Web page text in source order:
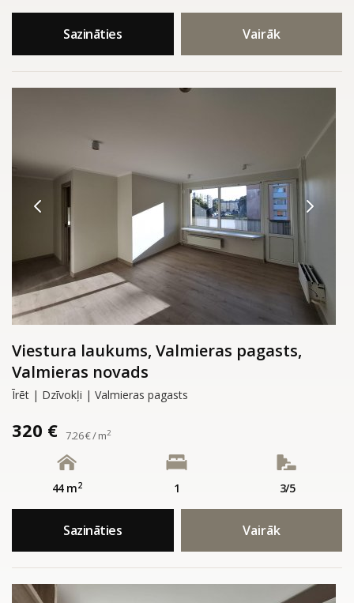
Sazināties Vairāk
Viestura laukums, Valmieras pagasts,
Valmieras novads
Īrēt | Dzīvokļi | Valmieras pagasts
320 € 7.26 € / m2
44 m2 1 3/5
Sazināties Vairāk